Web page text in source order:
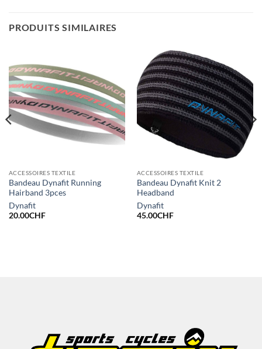
PRODUITS SIMILAIRES
ACCESSOIRES TEXTILE
Bandeau Dynafit Running
Hairband 3pces
Dynafit
20.00CHF
ACCESSOIRES TEXTILE
Bandeau Dynafit Knit 2
Headband
Dynafit
45.00CHF